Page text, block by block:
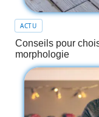
ACTU
Conseils pour
morphologie